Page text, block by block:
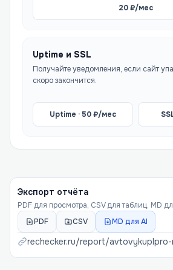
20₽/мес
Uptime и SSL
Получайте уведомления, если сайт
скоро закончится.
Uptime ·50₽/мес
Экспорт отчёта
PDF для просмотра, CSV для таблиц, MD
PDF
CSV MD для AI
rechecker.ru/report/avtovykuplpro-